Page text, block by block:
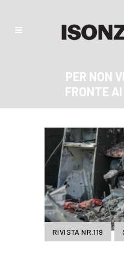
PER NON
FRONTE
RIVISTA NR.119